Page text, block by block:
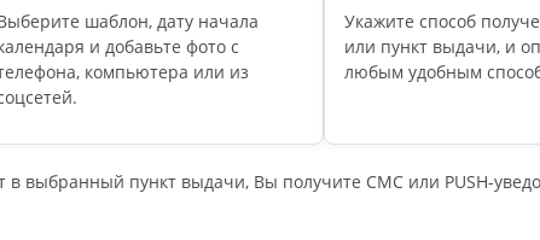
шаблон, дату начала
и добавьте фото с
компьютера или из
Укажите способ
или пункт выдачи, и
любым удобным
в выбранный пункт выдачи, Вы получите СМС или PUSH-